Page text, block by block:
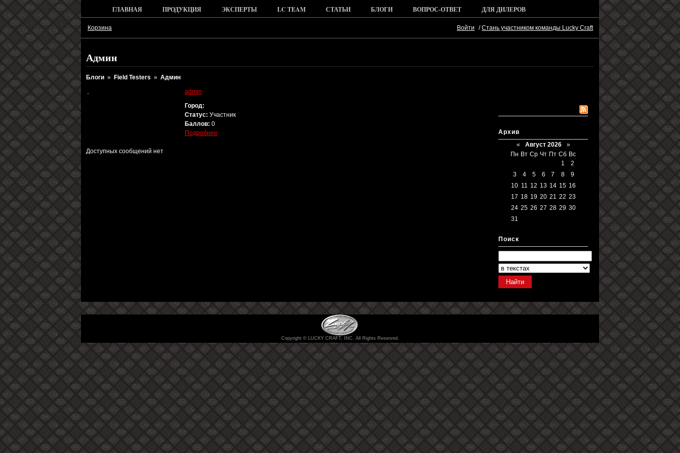
ГЛАВНАЯ ПРОДУКЦИЯ ЭКСПЕРТЫ LC TEAM СТАТЬИ БЛОГИ ВОПРОС-ОТВЕТ ДЛЯ ДИЛЕРОВ
Корзина Войти /Стань участником команды Lucky Craft
Админ
Блоги » Field Testers » Админ
Архив
«
Август 2026
»
Пн Вт Ср Чт Пт Сб Вс
1
2
3
4 5 6 7 8
9
10 11 12 13 14 15 16
17 18 19 20 21 22 23
24 25 26 27 28 29 30
31
Поиск
admin
Город:
Статус: Участник
Баллов: 0
Подробнее
Доступных сообщений нет
Copyright © LUCKY CRAFT, INC. All Rights Reserved.